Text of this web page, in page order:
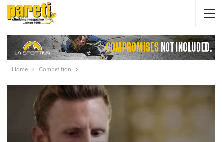
Home Competition